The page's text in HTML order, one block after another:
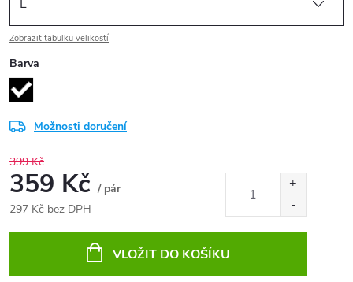
Zobrazit tabulku velikostí
Barva
Možnosti doručení
399 Kč
359 Kč / pár
297 Kč bez DPH
VLOŽIT DO KOŠÍKU